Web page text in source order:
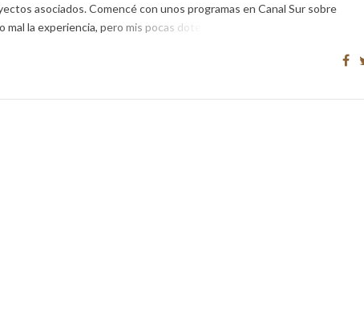
asociados. Comencé con unos programas en Canal Sur sobre
la experiencia, pero mis pocas dotes de […]